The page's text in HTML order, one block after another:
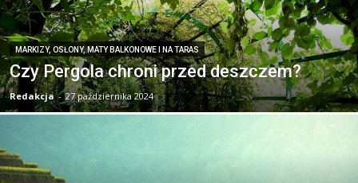
MARKIZY, OSŁONY, MATY BALKONOWE I NA TARAS
Czy Pergola chroni przed deszczem?
Redakcja - 27 października 2024